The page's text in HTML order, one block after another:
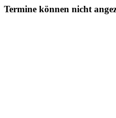
Termine können nicht